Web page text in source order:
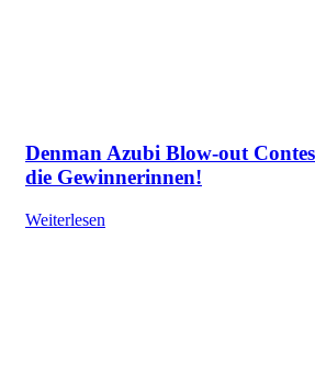
Denman Azubi Blow-out
die Gewinnerinnen!
Weiterlesen